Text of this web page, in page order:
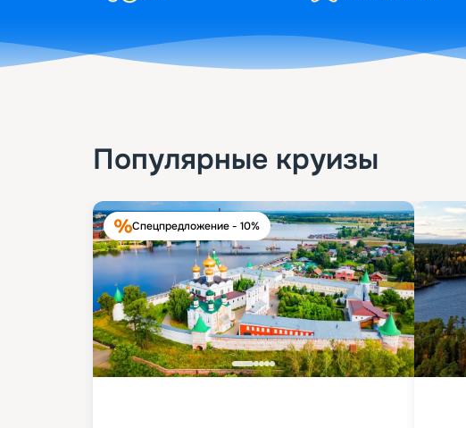
Популярные круизы
Спецпредложение - 10%